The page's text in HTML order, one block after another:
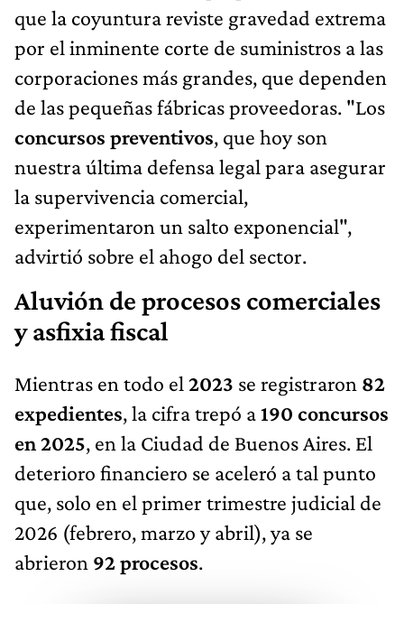
que la coyuntura reviste gravedad extrema
por el inminente corte de suministros a las
corporaciones más grandes, que dependen
de las pequeñas fábricas proveedoras. "Los
concursos preventivos, que hoy son
nuestra última defensa legal para asegurar
la supervivencia comercial,
experimentaron un salto exponencial",
advirtió sobre el ahogo del sector.
Aluvión de procesos comerciales
y asfixia fiscal
Mientras en todo el 2023 se registraron 82
expedientes, la cifra trepó a190 concursos
en 2025, en la Ciudad de Buenos Aires. El
deterioro financiero se aceleró a tal punto
que, solo en el primer trimestre judicial de
2026 (febrero, marzo y abril), ya se
abrieron 92 procesos.